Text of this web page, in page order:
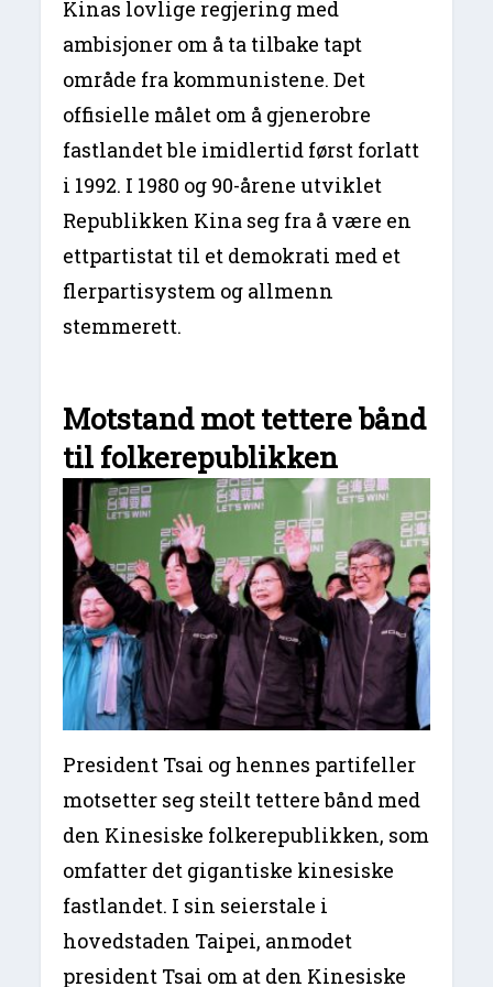
Kinas lovlige regjering med
ambisjoner om å ta tilbake tapt
område fra kommunistene. Det
offisielle målet om å gjenerobre
fastlandet ble imidlertid først forlatt
i 1992. I 1980 og 90-årene utviklet
Republikken Kina seg fra å være en
ettpartistat til et demokrati med et
flerpartisystem og allmenn
stemmerett.
Motstand mot tettere bånd
til folkerepublikken
President Tsai og hennes partifeller
motsetter seg steilt tettere bånd med
den Kinesiske folkerepublikken, som
omfatter det gigantiske kinesiske
fastlandet. I sin seierstale i
hovedstaden Taipei, anmodet
president Tsai om at den Kinesiske